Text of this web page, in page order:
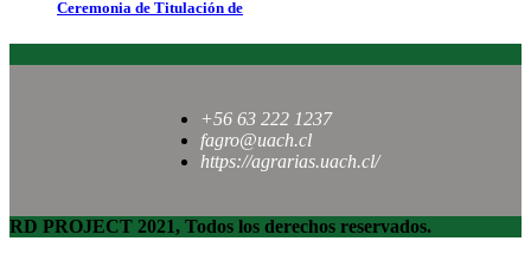
Ceremonia de Titulación de
+56 63 222 1237
fagro@uach.cl
https://agrarias.uach.cl/
RD PROJECT 2021, Todos los derechos reservados.